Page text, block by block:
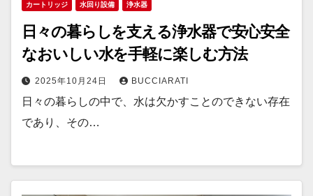
カートリッジ 水回り設備 浄水器
日々の暮らしを支える浄水器で安心安全
なおいしい水を手軽に楽しむ方法
2025年10月24日 BUCCIARATI
日々の暮らしの中で、水は欠かすことのできない存在
であり、その…